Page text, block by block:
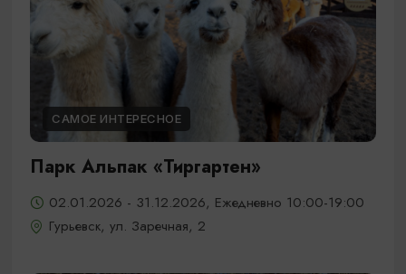
САМОЕ ИНТЕРЕСНОЕ
Парк Альпак «Тиргартен»
02.01.2026 - 31.12.2026, Ежедневно 10:00-19:00
Гурьевск, ул. Заречная, 2